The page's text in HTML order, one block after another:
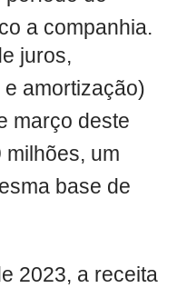
a companhia.
juros,
amortização)
março deste
um
base de
2023, a receita